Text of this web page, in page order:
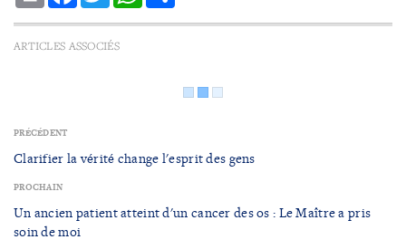
ARTICLES ASSOCIÉS
PRÉCÉDENT
Clarifier la vérité change l'esprit des gens
PROCHAIN
Un ancien patient atteint d'un cancer des os : Le Maître a pris
soin de moi